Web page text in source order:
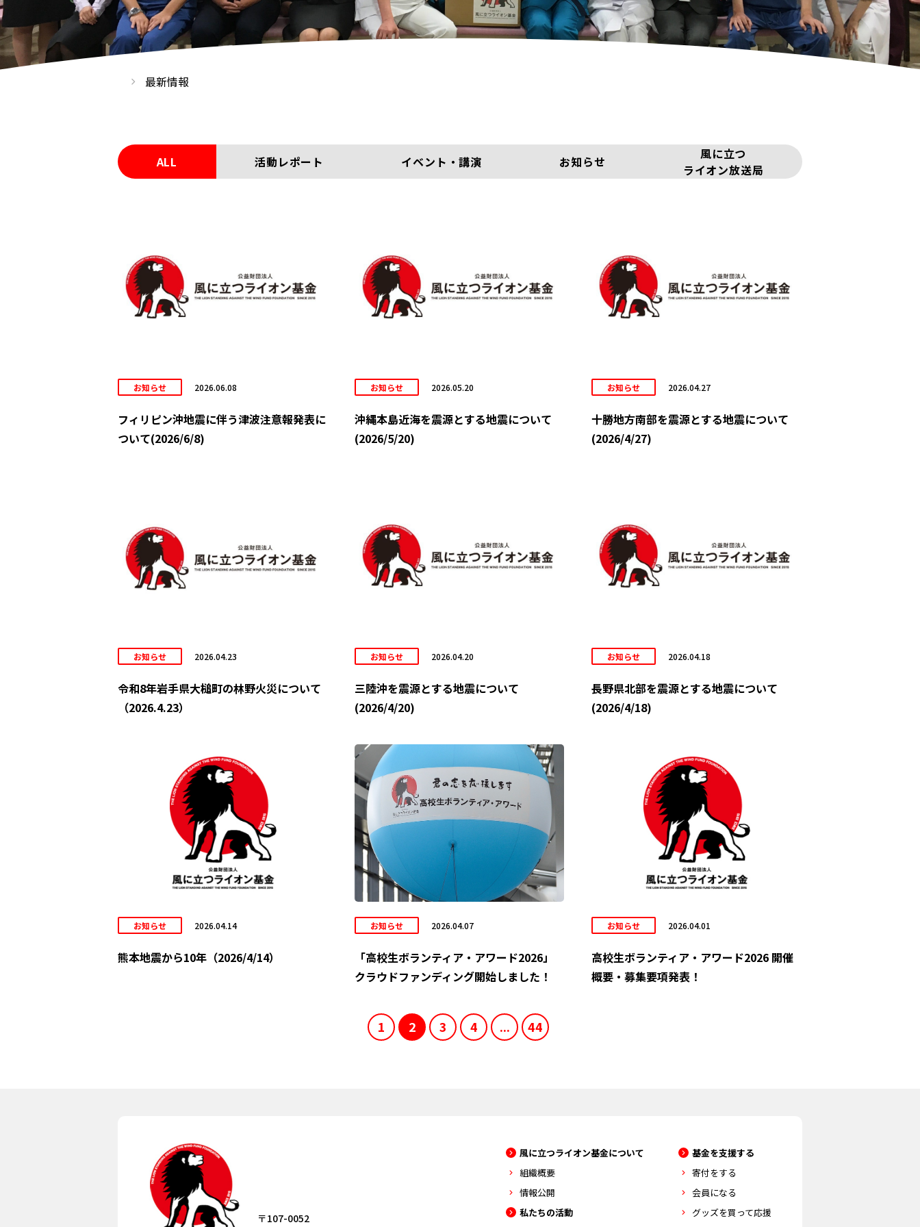
最新情報
ALL 活動レポート イベント・講演 お知らせ
風に立つ
ライオン放送局
お知らせ 2026.06.08
フィリピン沖地震に伴う津波注意報発表に
ついて(2026/6/8)
お知らせ 2026.05.20
沖縄本島近海を震源とする地震について
(2026/5/20)
お知らせ 2026.04.27
十勝地方南部を震源とする地震について
(2026/4/27)
お知らせ 2026.04.23
令和8年岩手県大槌町の林野火災について
（2026.4.23）
お知らせ 2026.04.20
三陸沖を震源とする地震について
(2026/4/20)
お知らせ 2026.04.18
長野県北部を震源とする地震について
(2026/4/18)
お知らせ 2026.04.14
熊本地震から10年（2026/4/14）
お知らせ 2026.04.07
「高校生ボランティア・アワード2026」
クラウドファンディング開始しました！
お知らせ 2026.04.01
高校生ボランティア・アワード2026 開催
概要・募集要項発表！
1 2 3 4 ... 44
〒107-0052
風に立つライオン基金について
組織概要
情報公開
私たちの活動
基金を支援する
寄付をする
会員になる
グッズを買って応援